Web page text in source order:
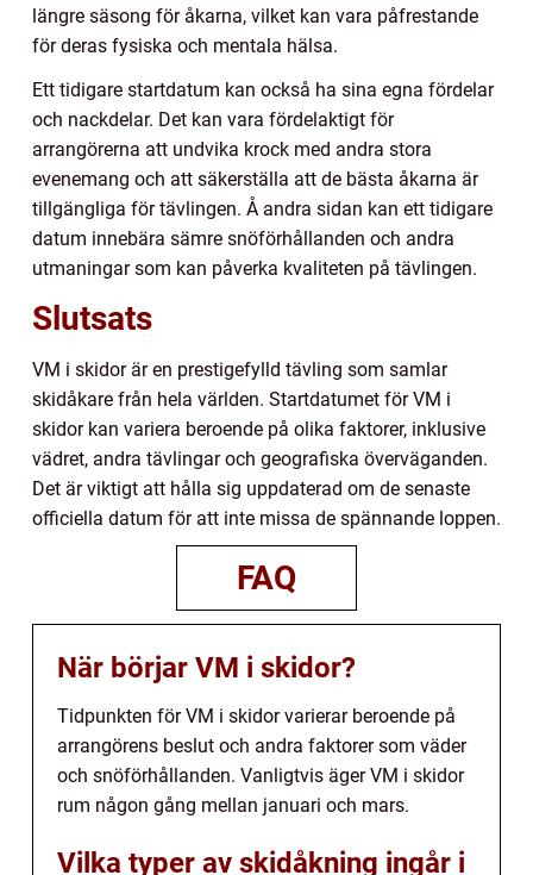
längre säsong för åkarna, vilket kan vara påfrestande
för deras fysiska och mentala hälsa.
Ett tidigare startdatum kan också ha sina egna fördelar
och nackdelar. Det kan vara fördelaktigt för
arrangörerna att undvika krock med andra stora
evenemang och att säkerställa att de bästa åkarna är
tillgängliga för tävlingen. Å andra sidan kan ett tidigare
datum innebära sämre snöförhållanden och andra
utmaningar som kan påverka kvaliteten på tävlingen.
Slutsats
VM i skidor är en prestigefylld tävling som samlar
skidåkare från hela världen. Startdatumet för VM i
skidor kan variera beroende på olika faktorer, inklusive
vädret, andra tävlingar och geografiska överväganden.
Det är viktigt att hålla sig uppdaterad om de senaste
officiella datum för att inte missa de spännande loppen.
FAQ
När börjar VM i skidor?
Tidpunkten för VM i skidor varierar beroende på
arrangörens beslut och andra faktorer som väder
och snöförhållanden. Vanligtvis äger VM i skidor
rum någon gång mellan januari och mars.
Vilka typer av skidåkning ingår i